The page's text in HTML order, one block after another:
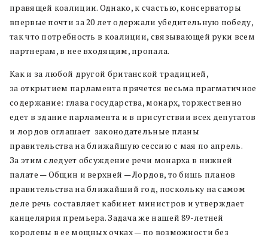
правящей коалиции. Однако, к счастью, консерваторы
впервые почти за 20 лет одержали убедительную победу,
так что потребность в коалиции, связывающей руки всем
партнерам, в нее входящим, пропала.
Как и за любой другой британской традицией,
за открытием парламента прячется весьма прагматичное
содержание: глава государства, монарх, торжественно
едет в здание парламента и в присутствии всех депутатов
и лордов оглашает законодательные планы
правительства на ближайшую сессию с мая по апрель.
За этим следует обсуждение речи монарха в нижней
палате — Общин и верхней — Лордов, то бишь планов
правительства на ближайший год, поскольку на самом
деле речь составляет кабинет министров и утверждает
канцелярия премьера. Задача же нашей 89-летней
королевы в ее мощных очках — по возможности без